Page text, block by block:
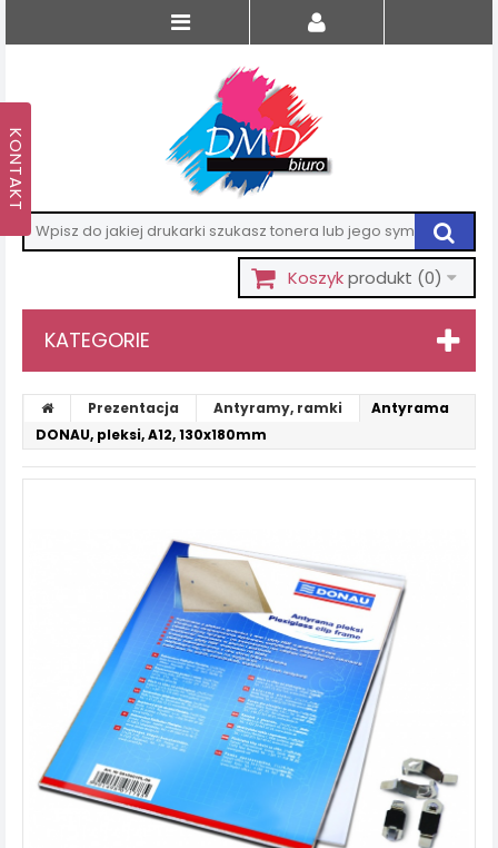
Koszykprodukt (0)
KATEGORIE
Prezentacja Antyramy, ramki
Antyrama
DONAU, pleksi, A12, 130x180mm